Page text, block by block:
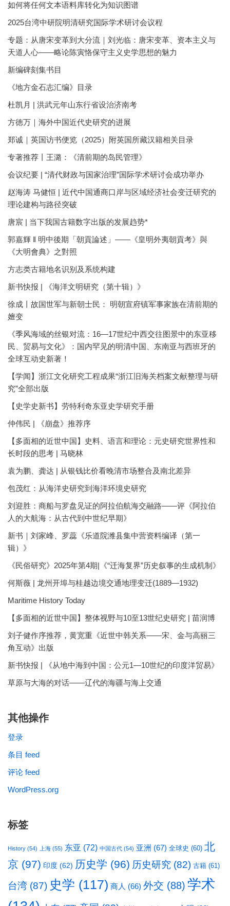
如何将任何文本语料库转化为知识图谱
2025台湾中研院明清研究国际学术研讨会议程
专题：从唐宋变革到大分流｜刘光临：唐宋变革、资本主义与
天道人心——略论陈寅恪保守主义史学思想的魅力
新编碑刻集书目
《地方金石志汇编》目录
杜凯月 | 洪武元年山东行省设治济南考
方徳万｜海外中国近代史研究的进展
郑诚｜英国访书便览（2025）附英国所藏汉籍相关目录
专著推荐丨王潞：《清前期的岛民管理》
会议纪要 | “清代财政与国家治理”国际学术研讨会成功举办
赵海涛 马健恒 | 近代中国通商口岸与区域经济社会变迁研究的
理论建构与路径突破
唐宸 | 当下我国古籍数字出版的发展趋势*
郭嘉輝 ‖ 明中後期「朝貢論述」——《皇明外夷朝貢考》與
《大明會典》之對照
方志类古籍地名识别及系统构建
新书快报 | 《海洋文明研究（第十辑）》
徐成丨故国世军与新朝士民： 明朝宣府镇军事家族在清前期的
嬗变
《季风海域的丝银对流：16—17世纪中西交往图景中的东亚移
民、贸易与文化》：国内罕见的明清中国、东南亚与西班牙的
全球互动史新著！
【学闻】浙江文化研究工程成果“浙江旧海关档案文献整理与研
究”全部出版
【史学史新书】劳特利奇东亚史学研究手册
仲伟民 | 《崩盘》推荐序
【多面相的近世中国】史料、语言和理论：元史研究世界性和
长时段的思考 | 马晓林
袁为鹏、龚达 | 从银钱比价看晚清市场整合及南北差异
包茂红：从海洋史研究到海洋环境史研究
刘迎胜：商船与罗盘见证的阿拉伯航海交融路——评《阿拉伯
人的大航海：从古代到中世纪早期》
新书｜刘家峰、罗蕊《乐道院潍县集中营资料编译（第一
辑）》
《民俗研究》2025年第4期|《“迁海复界”历史叙事的生成机制》
何斯薇 | 龙州开埠与桂越边境交通地理变迁(1889—1932)
Maritime History Today
【多面相的近世中国】整体视野与10至13世纪史研究 | 苗润博
刘子健作序推荐，黄宽重《近世中韩关系——宋、金与高丽三
角互动》出版
新书快报 | 《从地中海到中国：公元1—10世纪的印度洋贸易》
草原与大海的对话——辽代的海疆与海上交通
其他操作
登录
条目 feed
评论 feed
WordPress.org
标签
History (54) 上海 (55) 东亚 (72) 中国古代 (54) 亚洲 (67) 全球史 (60) 北
京 (97) 印度 (62) 历史学 (96) 历史研究 (82) 古籍 (61)
台湾 (87) 史学 (117) 商人 (66) 外交 (88) 学术